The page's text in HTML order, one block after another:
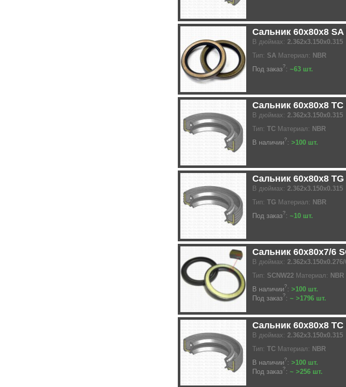
Сальник 60x80x8
В дюймах: 2.362x3.150x0.315
Тип: SA Материал: NBR
Под заказ?: ~63 шт.
Сальник 60x80x8 TC
В дюймах: 2.362x3.150x0.315
Тип: TC Материал: NBR
В наличии?: >100 шт.
Сальник 60x80x8
В дюймах: 2.362x3.150x0.315
Тип: TG Материал: NBR
Под заказ?: ~10 шт.
Сальник 60x80x7/6
В дюймах:
Тип: SCNW22 Материал: NBR
В наличии?: >100 шт.
Под заказ?: ~ >1796 шт.
Сальник 60x80x8
В дюймах: 2.362x3.150x0.315
Тип: TC Материал: NBR
В наличии?: >100 шт.
Под заказ?: ~ >256 шт.